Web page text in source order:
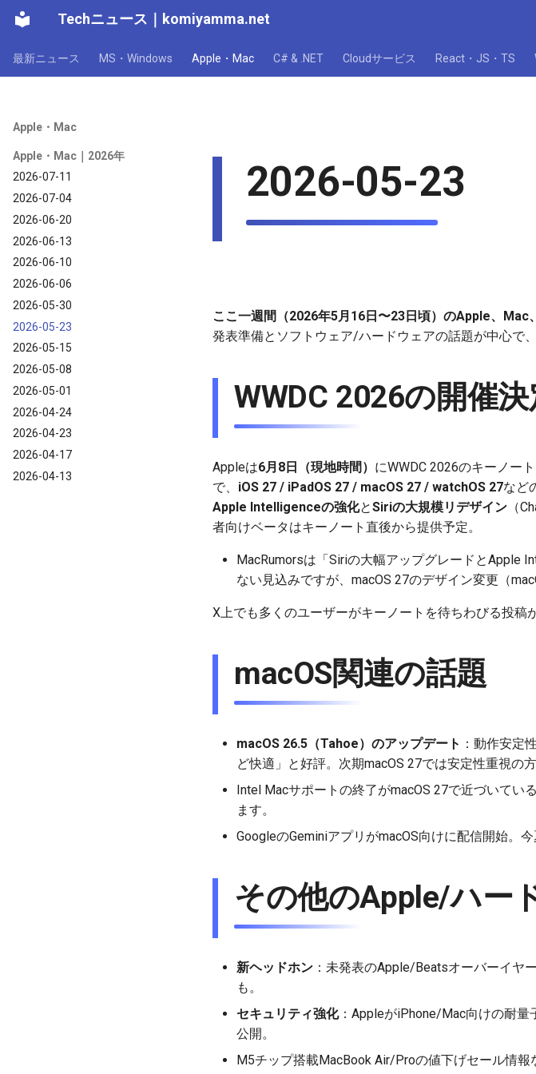
Techニュース komiyamma.net
最新ニュース MS・Windows Apple・Mac C# & .NET Cloudサービス React・JS・TS
Apple・Mac
Apple・Mac｜2026年
2026-07-11
2026-07-04
2026-06-20
2026-06-13
2026-06-10
2026-06-06
2026-05-30
2026-05-23
2026-05-15
2026-05-08
2026-05-01
2026-04-24
2026-04-23
2026-04-17
2026-04-13
2026-05-23
ここ一週間（2026年5月16日〜23日頃）のApple、Mac
発表準備とソフトウェア/ハードウェアの話題が中心で
WWDC 2026の開催
Appleは6月8日（現地時間） にWWDC 2026のキーノー
で、 iOS 27 / iPadOS 27 / macOS 27 / watchOS 27など
Apple Intelligenceの強化とSiriの大規模リデザイン （
者向けベータはキーノート直後から提供予定。
MacRumorsは「Siriの大幅アップグレードとApple
ない見込みですが、macOS 27のデザイン変更（
X上でも多くのユーザーがキーノートを待ちわびる投稿
macOS関連の話題
macOS 26.5（Tahoe）のアップデート ：動作安定
ど快適」と好評。次期macOS 27では安定性重視の
Intel Macサポートの終了がmacOS 27で近づいてい
ます。
GoogleのGeminiアプリがmacOS向けに配信開始。
その他のApple/ハー
新ヘッドホン ：未発表のApple/Beatsオーバーイヤ
も。
セキュリティ強化：AppleがiPhone/Mac向けの耐量
公開。
M5チップ搭載MacBook Air/Proの値下げセール情報